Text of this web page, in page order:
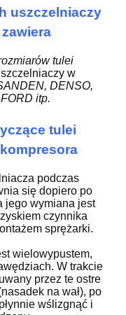
uszczelniaczy
tulei
w
DENSO,
itp.
tulei
podczas
się dopiero po
jego wymiana jest
czynnika
sprężarki.
wielowypustem,
W trakcie
przez te ostre
na wał), po
wślizgnąć i